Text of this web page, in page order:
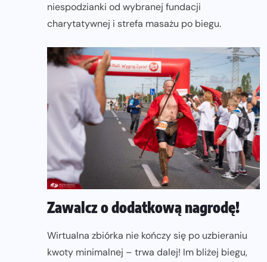
niespodzianki od wybranej fundacji
charytatywnej i strefa masażu po biegu.
Zawalcz o dodatkową nagrodę!
Wirtualna zbiórka nie kończy się po uzbieraniu
kwoty minimalnej – trwa dalej! Im bliżej biegu,